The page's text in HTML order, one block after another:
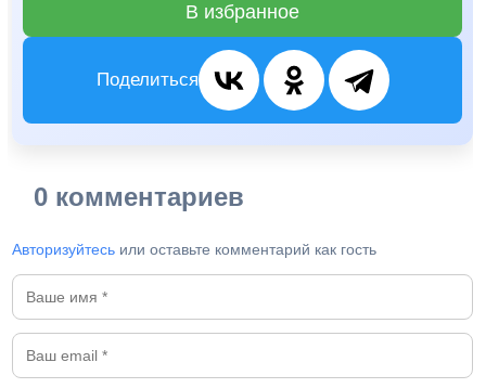
В избранное
Поделиться
0 комментариев
Авторизуйтесь или оставьте комментарий как гость